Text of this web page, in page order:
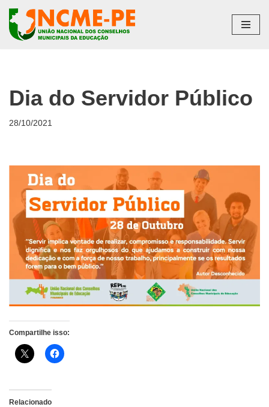
Pular
Dia do Servidor Público
28/10/2021
Compartilhe isso:
Relacionado